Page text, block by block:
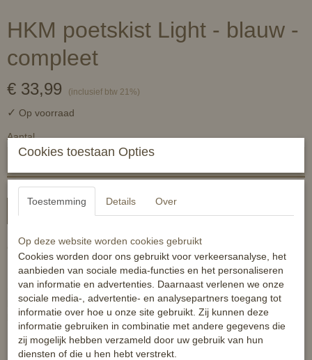
HKM poetskist Light - blauw -
compleet
€ 33,99 (inclusief btw 21%)
✓ Op voorraad
Aantal
In winkelwagen
Gevulde kunststof poetsbox van HKM.
Deze poetsbox bevat o.a een rosborstel, een hoevenkrabber, een
manenkam, een zweetmes, een harde borstel en een zachte
borstel allemaal in dezelfde kleur als de poetskist. De afgebeelde
borstels in het roze zijn in deze kist uiteraard blauw.
De afmetingen van de poetsbox zijn 35x22x23 cm (lxbxh).
Cookies toestaan Opties
Toestemming Details Over
Op deze website worden cookies gebruikt
Cookies worden door ons gebruikt voor verkeersanalyse, het
aanbieden van sociale media-functies en het personaliseren
van informatie en advertenties. Daarnaast verlenen we onze
sociale media-, advertentie- en analysepartners toegang tot
informatie over hoe u onze site gebruikt. Zij kunnen deze
informatie gebruiken in combinatie met andere gegevens die
zij mogelijk hebben verzameld door uw gebruik van hun
diensten of die u hen hebt verstrekt.